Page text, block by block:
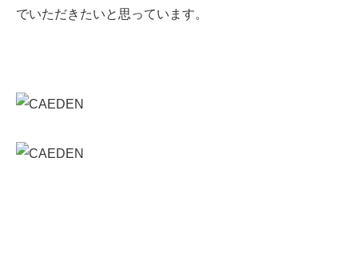
でいただきたいと思っています。